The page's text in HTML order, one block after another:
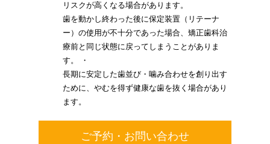
リスクが高くなる場合があります。
歯を動かし終わった後に保定装置（リテーナ
ー）の使用が不十分であった場合、矯正歯科治
療前と同じ状態に戻ってしまうことがありま
す。 ・
長期に安定した歯並び・噛み合わせを創り出す
ために、やむを得ず健康な歯を抜く場合があり
ます。
ご予約・お問い合わせ